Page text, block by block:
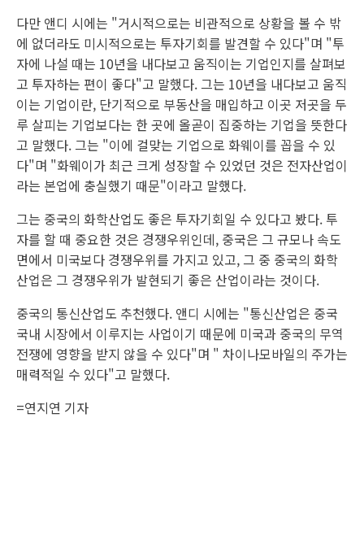
다만 앤디 시에는 "거시적으로는 비관적으로 상황을 볼 수 밖
에 없더라도 미시적으로는 투자기회를 발견할 수 있다"며 "투
자에 나설 때는 10년을 내다보고 움직이는 기업인지를 살펴보
고 투자하는 편이 좋다"고 말했다. 그는 10년을 내다보고 움직
이는 기업이란, 단기적으로 부동산을 매입하고 이곳 저곳을 두
루 살피는 기업보다는 한 곳에 올곧이 집중하는 기업을 뜻한다
고 말했다. 그는 "이에 걸맞는 기업으로 화웨이를 꼽을 수 있
다"며 "화웨이가 최근 크게 성장할 수 있었던 것은 전자산업이
라는 본업에 충실했기 때문"이라고 말했다.
그는 중국의 화학산업도 좋은 투자기회일 수 있다고 봤다. 투
자를 할 때 중요한 것은 경쟁우위인데, 중국은 그 규모나 속도
면에서 미국보다 경쟁우위를 가지고 있고, 그 중 중국의 화학
산업은 그 경쟁우위가 발현되기 좋은 산업이라는 것이다.
중국의 통신산업도 추천했다. 앤디 시에는 "통신산업은 중국
국내 시장에서 이루지는 사업이기 때문에 미국과 중국의 무역
전쟁에 영향을 받지 않을 수 있다"며 " 차이나모바일의 주가는
매력적일 수 있다"고 말했다.
=연지연 기자